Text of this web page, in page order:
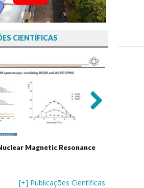
CIENTÍFICAS
Magnetic Resonance
[+] Publicações Científicas